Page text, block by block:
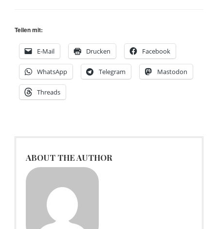
Teilen mit:
E-Mail Drucken Facebook
WhatsApp Telegram Mastodon
Threads
ABOUT THE AUTHOR